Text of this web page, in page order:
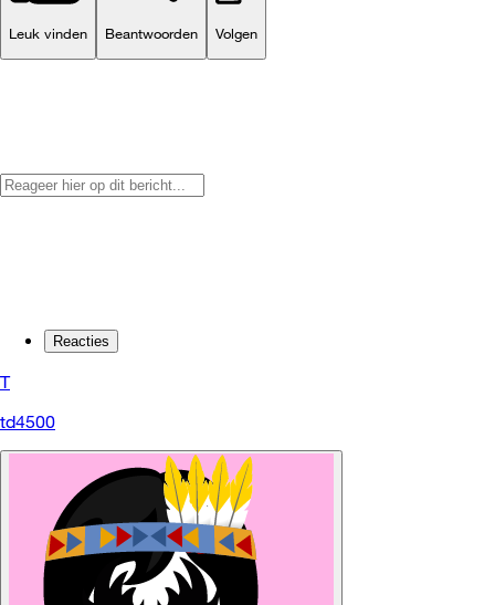
Leuk vinden Beantwoorden Volgen
Reacties
T
td4500